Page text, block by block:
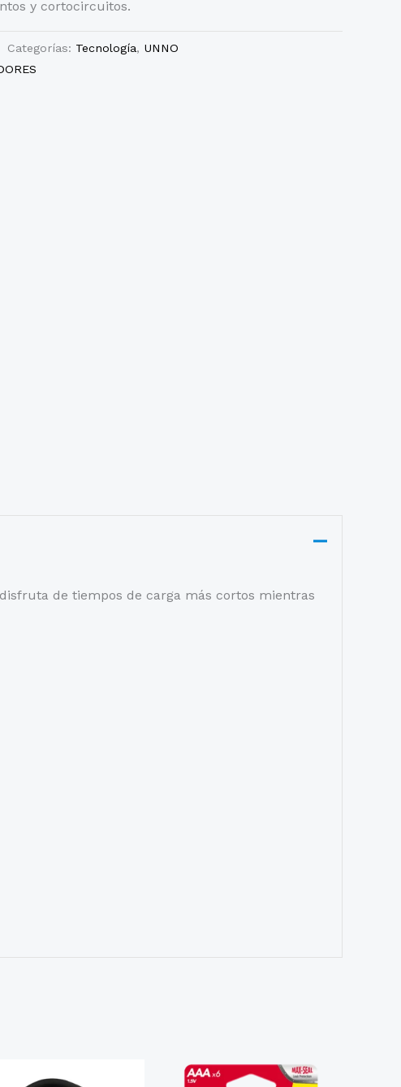
y cortocircuitos.
Categorías: Tecnología, UNNO
de tiempos de carga más cortos mientras